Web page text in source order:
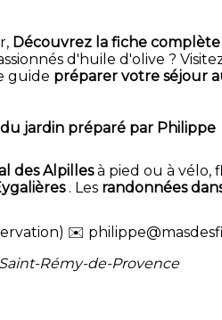
Découvrez la fiche
d'huile d'olive ?
guide préparer votre séjour
jardin préparé par Philippe
des Alpilles à pied ou à vélo,
. Les randonnées
✉️
Saint-Rémy-de-Provence